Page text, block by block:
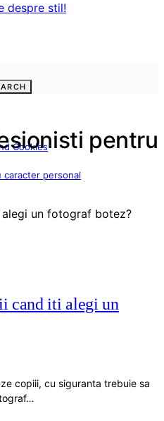
Cookies
personal
pentru
cand iti alegi un
copiii, cu siguranta trebuie sa